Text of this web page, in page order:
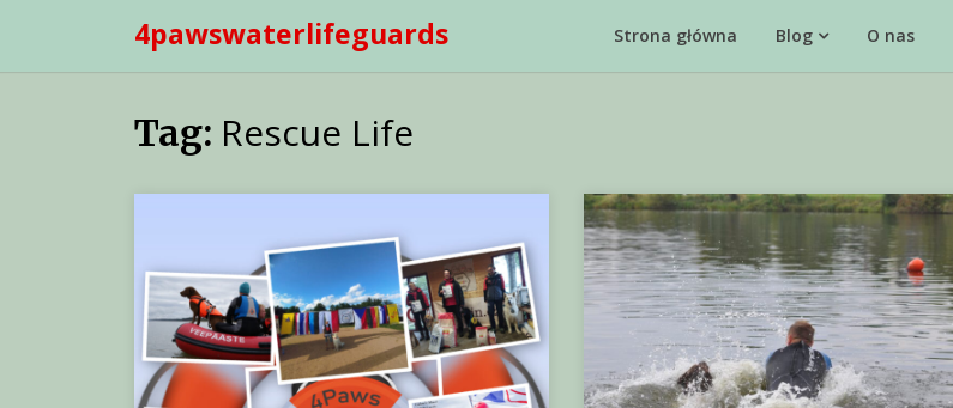
content
4pawswaterlifeguards Strona główna Blog O nas
Tag: Rescue Life